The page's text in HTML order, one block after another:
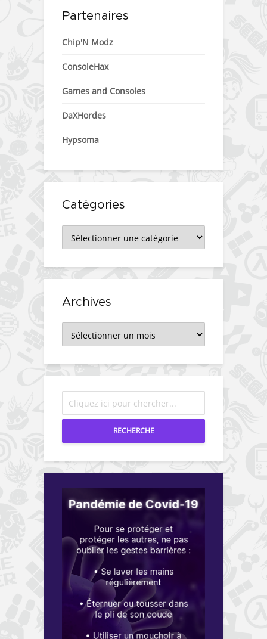
Partenaires
Chip'N Modz
ConsoleHax
Games and Consoles
DaXHordes
Hypsoma
Catégories
Archives
RECHERCHE